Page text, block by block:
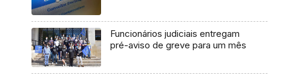
Funcionários judiciais entregam
pré-aviso de greve para um mês